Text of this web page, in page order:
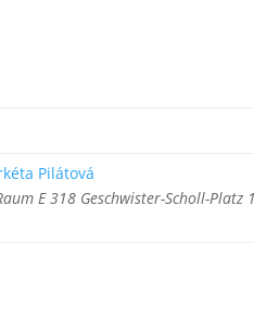
Pilátová
E 318 Geschwister-Scholl-Platz 1